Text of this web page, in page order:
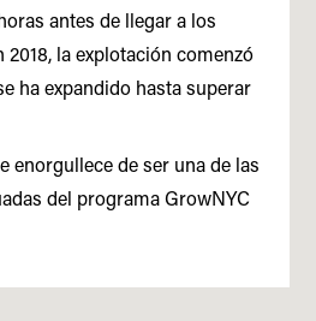
antes de llegar a los
2018, la explotación comenzó
ha expandido hasta superar
enorgullece de ser una de las
del programa GrowNYC